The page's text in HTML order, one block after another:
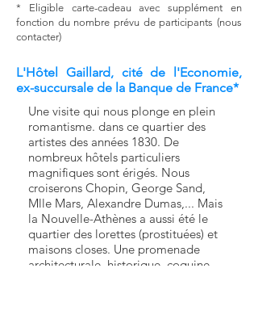
* Eligibl e carte-cadeau avec supplément en
fonction du nombre prévu de participants (nous
contacter)
L'Hôtel Gaillard, cité de l'Economie,
ex-succursale de la Banque de France*
Une visite qui nous plonge en plein
romantisme. dans ce quartier des
artistes des années 1830. De
nombreux hôtels particuliers
magnifiques sont érigés. Nous
croiserons Chopin, George Sand,
Mlle Mars, Alexandre Dumas,... Mais
la Nouvelle-Athènes a aussi été le
quartier des lorettes (prostituées) et
maisons closes. Une promenade
architecturale, historique, coquine,